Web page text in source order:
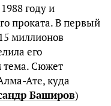
году и
проката. В первый
миллионов
его
тема. Сюжет
Ате, куда
Баширов)